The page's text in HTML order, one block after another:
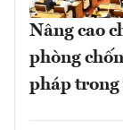
Nâng cao
phòng
pháp